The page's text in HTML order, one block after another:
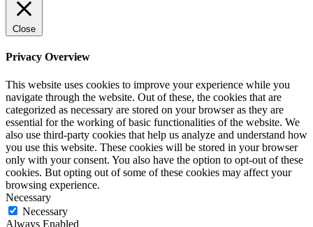
Close
Privacy Overview
This website uses cookies to improve your experience while you
navigate through the website. Out of these, the cookies that are
categorized as necessary are stored on your browser as they are
essential for the working of basic functionalities of the website. We
also use third-party cookies that help us analyze and understand how
you use this website. These cookies will be stored in your browser
only with your consent. You also have the option to opt-out of these
cookies. But opting out of some of these cookies may affect your
browsing experience.
Necessary
Necessary
Always Enabled